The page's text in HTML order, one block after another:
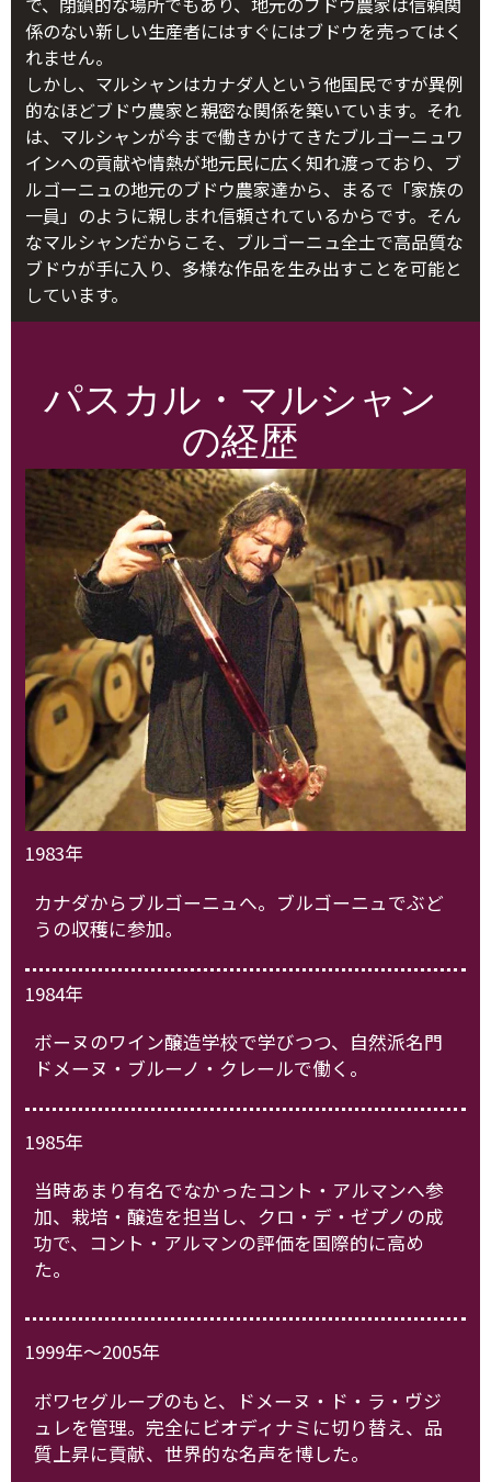
係のない新しい生産者にはすぐにはブドウを売ってはく
れません。
しかし、マルシャンはカナダ人という他国民ですが異例
的なほどブドウ農家と親密な関係を築いています。それ
は、マルシャンが今まで働きかけてきたブルゴーニュワ
インへの貢献や情熱が地元民に広く知れ渡っており、ブ
ルゴーニュの地元のブドウ農家達から、まるで「家族の
一員」のように親しまれ信頼されているからです。そん
なマルシャンだからこそ、ブルゴーニュ全土で高品質な
ブドウが手に入り、多様な作品を生み出すことを可能と
しています。
パスカル・マルシャン
の経歴
1983年
カナダからブルゴーニュへ。ブルゴーニュでぶど
うの収穫に参加。
1984年
ボーヌのワイン醸造学校で学びつつ、自然派名門
ドメーヌ・ブルーノ・クレールで働く。
1985年
当時あまり有名でなかったコント・アルマンへ参
加、栽培・醸造を担当し、クロ・デ・ゼプノの成
功で、コント・アルマンの評価を国際的に高め
た。
1999年～2005年
ボワセグループのもと、ドメーヌ・ド・ラ・ヴジ
ュレを管理。完全にビオディナミに切り替え、品
質上昇に貢献、世界的な名声を博した。